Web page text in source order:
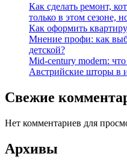
Как сделать ремонт,
только в этом сезоне,
Как оформить
Мнение профи: как
детской?
Mid-century modern: что
Австрийские шторы в
Свежие
Нет комментариев для
Архивы